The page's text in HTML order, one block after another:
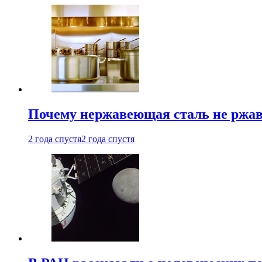
Почему нержавеющая сталь не
2 года спустя2 года спустя